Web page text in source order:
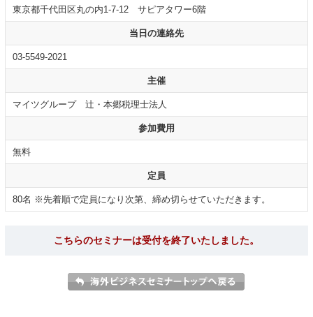
東京都千代田区丸の内1-7-12 サピアタワー6階
当日の連絡先
03-5549-2021
主催
マイツグループ 辻・本郷税理士法人
参加費用
無料
定員
80名 ※先着順で定員になり次第、締め切らせていただきます。
こちらのセミナーは受付を終了いたしました。